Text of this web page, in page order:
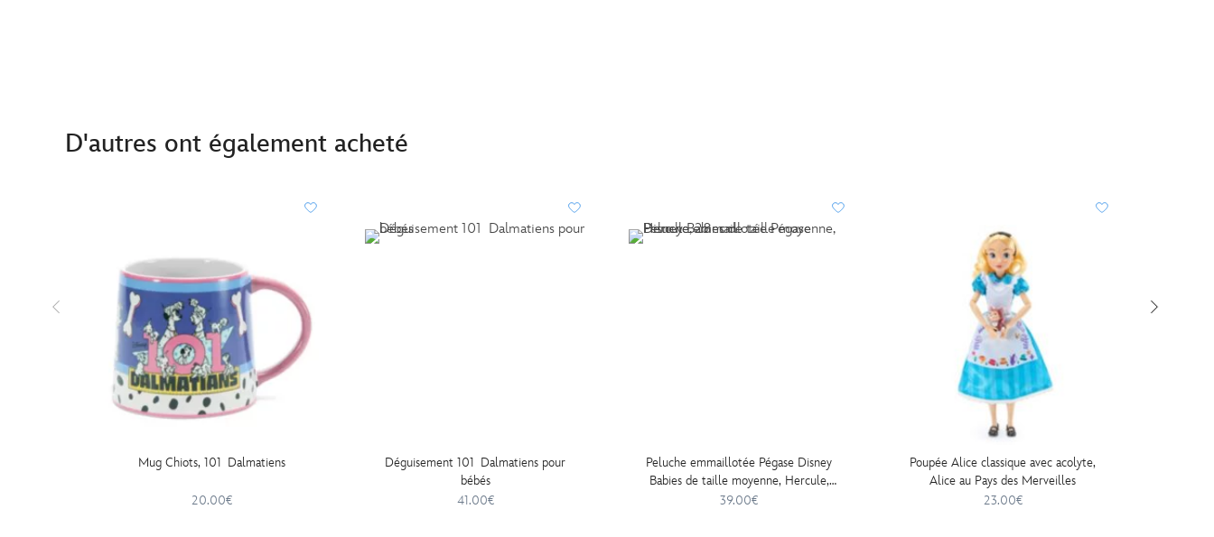
D'autres ont également acheté
Mug Chiots, 101 Dalmatiens
20.00€
Déguisement 101 Dalmatiens pour
bébés
41.00€
Peluche emmaillotée Pégase Disney
Babies de taille moyenne, Hercule,
28 cm
39.00€
Poupée Alice classique avec acolyte,
Alice au Pays des Merveilles
23.00€